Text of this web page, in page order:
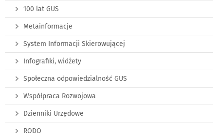
100 lat GUS
Metainformacje
System Informacji Skierowującej
Infografiki, widżety
Społeczna odpowiedzialność GUS
Współpraca Rozwojowa
Dzienniki Urzędowe
RODO